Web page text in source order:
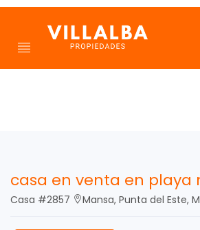
casa en venta en playa
Casa #2857 Mansa, Punta del Este,